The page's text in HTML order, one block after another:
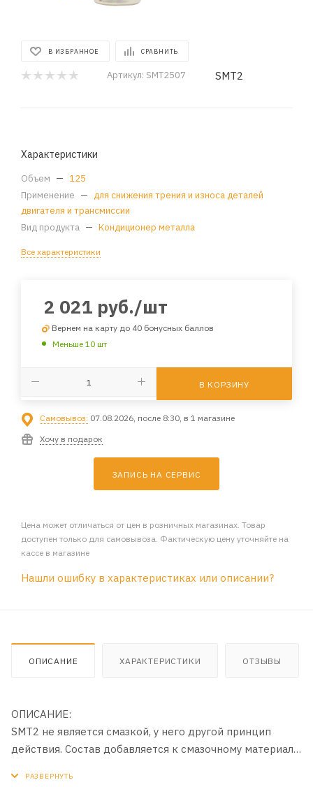
В ИЗБРАННОЕ СРАВНИТЬ
Артикул: SMT2507 SMT2
Характеристики
Объем — 125
Применение — для снижения трения и износа деталей
двигателя и трансмиссии
Вид продукта — Кондиционер металла
Все характеристики
2 021 руб./шт
Вернем на карту до 40 бонусных баллов
Меньше 10 шт
В КОРЗИНУ
Самовывоз: 07.08.2026, после 8:30, в 1 магазине
Хочу в подарок
ЗАПИСЬ НА СЕРВИС
Цена может отличаться от цен в розничных магазинах. Товар
доступен только для самовывоза. Фактическую цену уточняйте на
кассе в магазине
Нашли ошибку в характеристиках или описании?
ОПИСАНИЕ ХАРАКТЕРИСТИКИ ОТЗЫВЫ
ОПИСАНИЕ:
SMT2 не является смазкой, у него другой принцип
действия. Состав добавляется к смазочному материалу